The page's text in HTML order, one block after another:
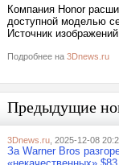
Компания Honor
доступной моделью
Источник
Подробнее на 3Dnews.ru
Предыдущие
3Dnews.ru , 2025-12-08
За Warner Bros